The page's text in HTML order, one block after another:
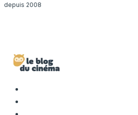
depuis 2008